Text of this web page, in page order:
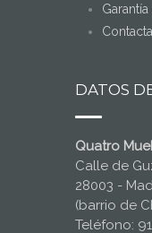
DATOS
Quatro
Calle de
28003 -
(barrio de
Teléfono: